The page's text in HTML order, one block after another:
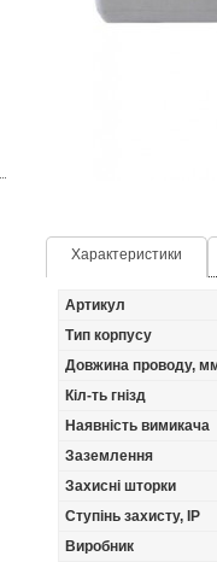
Характеристики
Артикул
Тип корпусу
Довжина проводу,
Кіл-ть гнізд
Наявність вимикача
Заземлення
Захисні шторки
Ступінь захисту, IP
Виробник